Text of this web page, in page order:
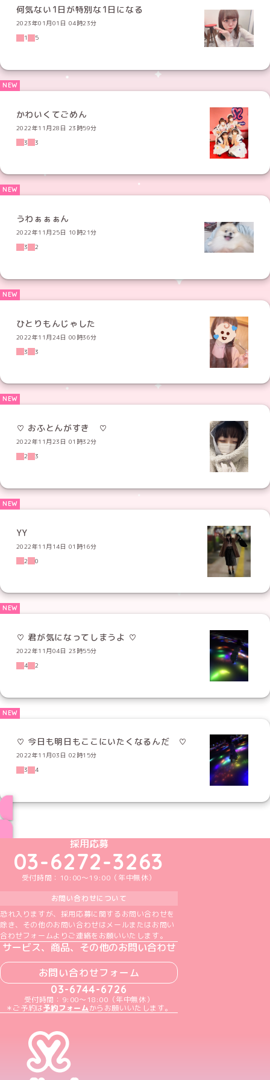
何気ない1日が特別な1日になる
2023年01月01日 04時23分
1
5
かわいくてごめん
2022年11月28日 23時59分
3
3
うわぁぁぁん
2022年11月25日 10時21分
3
2
ひとりもんじゃした
2022年11月24日 00時36分
3
3
♡ おふとんがすき ♡
2022年11月23日 01時32分
2
3
YY
2022年11月14日 01時16分
2
0
2022年11月04日 23時55分
4
2
♡ 今日も明日もここにいたくなるんだ ♡
2022年11月03日 02時15分
3
4
めいどりーみんTikTok公式アカウント
めいどりーみんX公式アカウント
めいどりーみんInstagram公式アカウント
めいどりーみんFacebook公式アカウン
めいどりーみんYouTube公式アカ
採用応募
03-6272-3263
受付時間：10:00～19:00（年中無休）
お問い合わせについて
恐れ入りますが、採用応募に関するお問い合わせを
除き、その他のお問い合わせはメールまたはお問い
合わせフォームよりご連絡をお願いいたします。
サービス、商品、その他のお問い合わせ
お問い合わせフォーム
03-6744-6726
受付時間：9:00～18:00（年中無休）
＊ご予約は予約フォームからお願いいたします。